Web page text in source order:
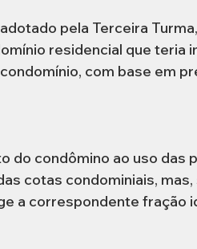
pela Terceira
residencial que teria
com base em
do condômino ao uso das
cotas condominiais,
a correspondente fração